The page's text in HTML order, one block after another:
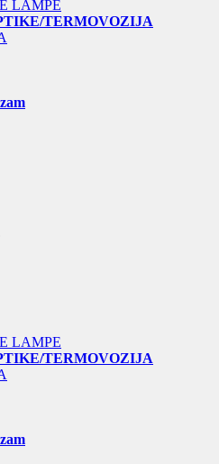
LAMPE
TERMOVOZIJA
LAMPE
TERMOVOZIJA